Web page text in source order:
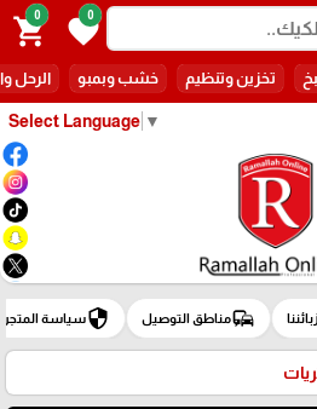
Select Language ▼
0
favorite
0
shopping_cart
تخزين وتنظيم خشب وبمبو الرحل
commuteمناطق التوصيل securityسياسة المتجر